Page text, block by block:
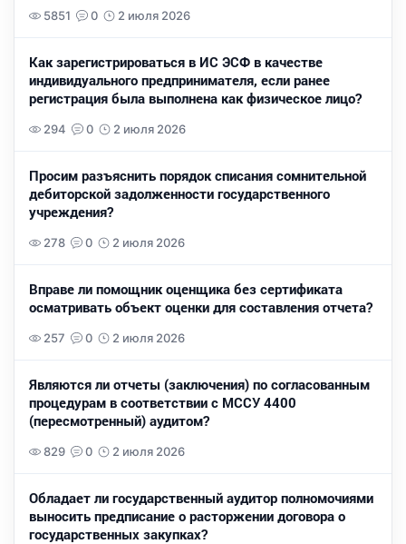
5851 0 2 июля 2026
Как зарегистрироваться в ИС ЭСФ в качестве
индивидуального предпринимателя, если ранее
регистрация была выполнена как физическое лицо?
294 0 2 июля 2026
Просим разъяснить порядок списания сомнительной
дебиторской задолженности государственного
учреждения?
278 0 2 июля 2026
Вправе ли помощник оценщика без сертификата
осматривать объект оценки для составления отчета?
257 0 2 июля 2026
Являются ли отчеты (заключения) по согласованным
процедурам в соответствии с МССУ 4400
(пересмотренный) аудитом?
829 0 2 июля 2026
Обладает ли государственный аудитор полномочиями
выносить предписание о расторжении договора о
государственных закупках?